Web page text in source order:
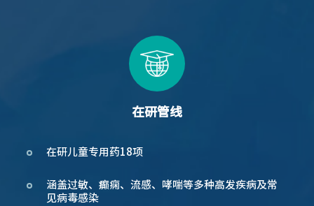
在研管线
在研儿童专用药18项
涵盖过敏、癫痫、流感、哮喘等多种高发疾病及常
见病毒感染